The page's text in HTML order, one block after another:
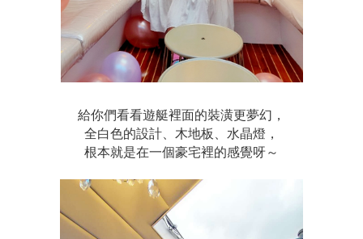
給你們看看遊艇裡面的裝潢更夢幻，
全白色的設計、木地板、水晶燈，
根本就是在一個豪宅裡的感覺呀～